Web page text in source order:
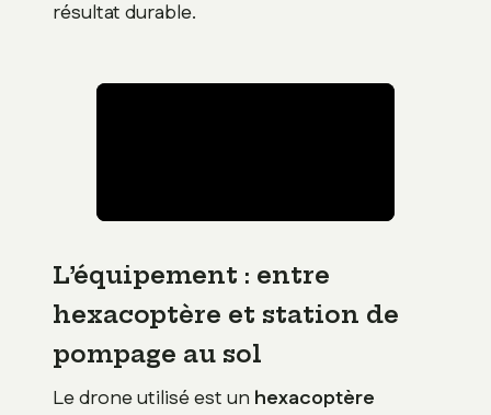
résultat durable.
L’équipement : entre
hexacoptère et station de
pompage au sol
Le drone utilisé est un hexacoptère